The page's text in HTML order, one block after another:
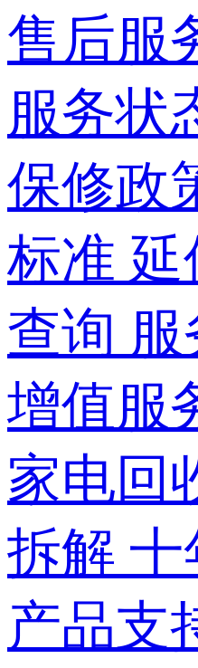
售后服
服务状
保修政
标准 延
查询
增值服
家电回
拆解 十
产品支